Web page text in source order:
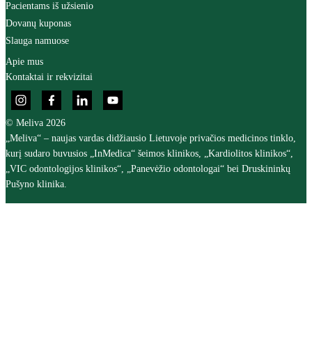
Pacientams iš užsienio
Dovanų kuponas
Slauga namuose
Apie mus
Kontaktai ir rekvizitai
© Meliva 2026
„Meliva“ – naujas vardas didžiausio Lietuvoje privačios medicinos tinklo,
kurį sudaro buvusios „InMedica“ šeimos klinikos, „Kardiolitos klinikos“,
„VIC odontologijos klinikos“, „Panevėžio odontologai“ bei Druskininkų
Pušyno klinika.